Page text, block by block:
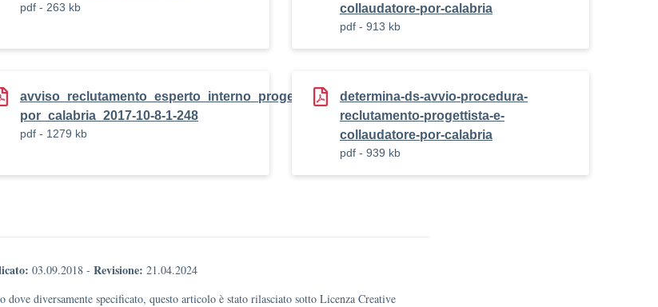
pdf - 263 kb
collaudatore-por-calabria
pdf - 913 kb
avviso_reclutamento_esperto_interno_progettista_collaudatore-
por_calabria_2017-10-8-1-248
pdf - 1279 kb
determina-ds-avvio-procedura-
reclutamento-progettista-e-
collaudatore-por-calabria
pdf - 939 kb
03.09.2018 - Revisione: 21.04.2024
dove diversamente specificato, questo articolo è stato rilasciato sotto Licenza Creative